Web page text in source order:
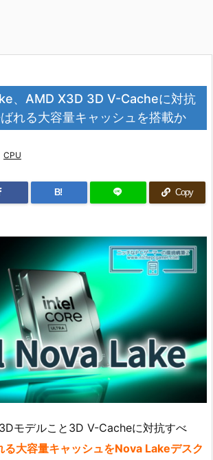
、AMD X3D 3D V-Cacheに対抗
れる大容量キャッシュを搭載か
CPU
B! Copy
モデルこと3D V-Cacheに対抗すべ
る大容量キャッシュをNova Lakeデスク